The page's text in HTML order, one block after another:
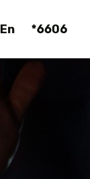
6606*
En